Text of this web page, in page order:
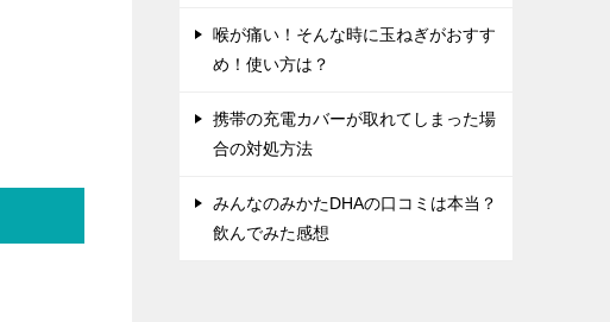
喉が痛い！そんな時に玉ねぎがおすす
め！使い方は？
携帯の充電カバーが取れてしまった場
合の対処方法
みんなのみかたDHAの口コミは本当？
飲んでみた感想